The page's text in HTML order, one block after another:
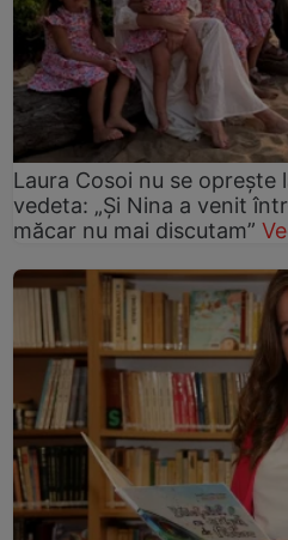
Laura Cosoi nu se oprește
vedeta: „Și Nina a venit
măcar nu mai discutam”